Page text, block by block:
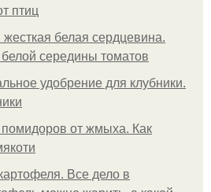
птиц
белая сердцевина.
середины томатов
удобрение для клубники.
помидоров от жмыха. Как
Все дело в